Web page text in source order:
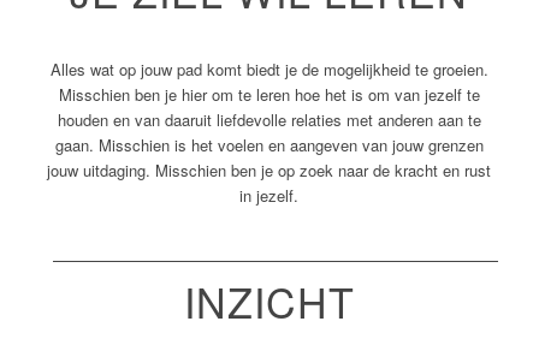
Alles wat op jouw pad komt biedt je de mogelijkheid te groeien.
Misschien ben je hier om te leren hoe het is om van jezelf te
houden en van daaruit liefdevolle relaties met anderen aan te
gaan. Misschien is het voelen en aangeven van jouw grenzen
jouw uitdaging. Misschien ben je op zoek naar de kracht en rust
in jezelf.
INZICHT